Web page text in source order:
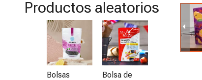
Productos aleatorios
Bolsas
Bolsa de
Certificación